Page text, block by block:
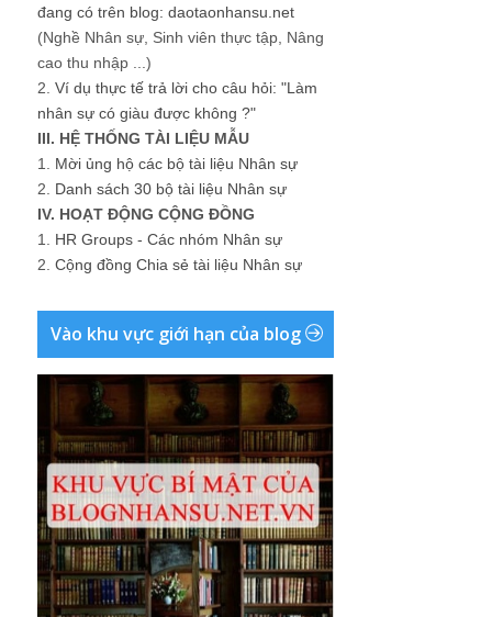
đang có trên blog: daotaonhansu.net
(Nghề Nhân sự, Sinh viên thực tập, Nâng
cao thu nhập ...)
2. Ví dụ thực tế trả lời cho câu hỏi: "Làm
nhân sự có giàu được không ?"
III. HỆ THỐNG TÀI LIỆU MẪU
1. Mời ủng hộ các bộ tài liệu Nhân sự
2. Danh sách 30 bộ tài liệu Nhân sự
IV. HOẠT ĐỘNG CỘNG ĐỒNG
1. HR Groups - Các nhóm Nhân sự
2. Cộng đồng Chia sẻ tài liệu Nhân sự
Vào khu vực giới hạn của blog